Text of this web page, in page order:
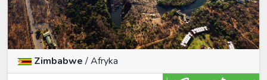
Zimbabwe/Afryka